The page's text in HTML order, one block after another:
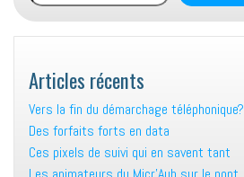
Articles récents
Vers la fin du démarchage téléphonique?
Des forfaits forts en data
Ces pixels de suivi qui en savent tant